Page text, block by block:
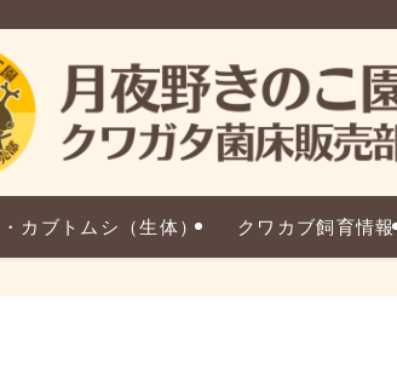
カブトムシ（生体） クワカブ飼育情報